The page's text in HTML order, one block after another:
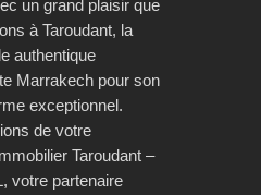
un grand plaisir que
à Taroudant, la
authentique
Marrakech pour son
exceptionnel.
de votre
Taroudant –
votre partenaire